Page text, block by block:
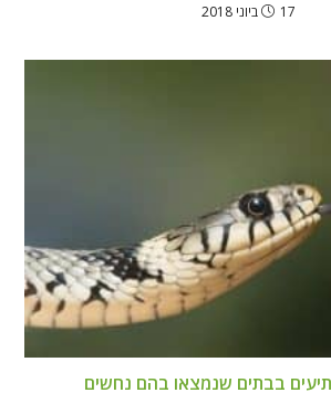
17 ביוני 2018
בבתים שנמצאו בהם נחשים